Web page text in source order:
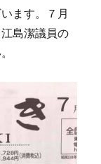
ます。７月
島潔議員の